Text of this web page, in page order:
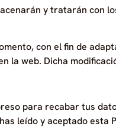
y tratarán con
con el fin de
la web. Dicha
para recabar tus
leído y aceptado esta